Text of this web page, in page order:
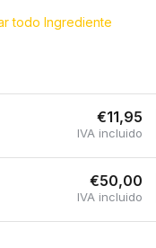
todo Ingrediente
€11,95
IVA incluido
€50,00
IVA incluido